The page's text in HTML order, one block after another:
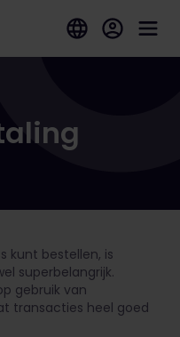
kunt bestellen, is
superbelangrijk.
gebruik van
transacties heel goed